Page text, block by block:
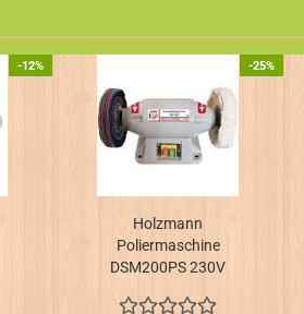
-12% -25%
Holzmann
Poliermaschine
DSM200PS 230V